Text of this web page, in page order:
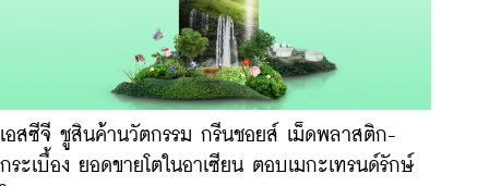
เอสซีจี ชูสินค้านวัตกรรม กรีนชอยส์ เม็ดพลาสติก-
กระเบื้อง ยอดขายโตในอาเซียน ตอบเมกะเทรนด์รักษ์